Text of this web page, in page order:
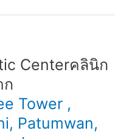
Center​ คลินิก
ก
Tower ,
Patumwan,